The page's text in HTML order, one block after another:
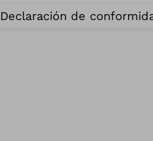
Declaración de